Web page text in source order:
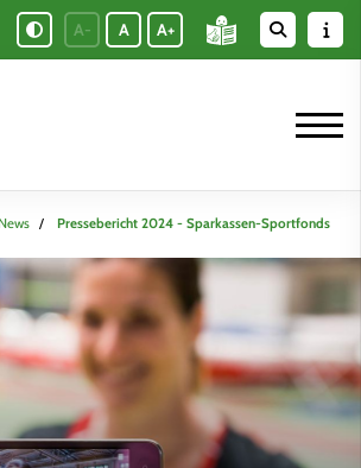
A- A A+
Pressebericht 2024 - Sparkassen-Sportfonds